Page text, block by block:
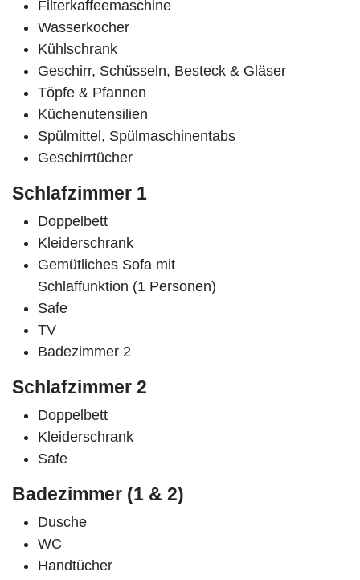
Filterkaffeemaschine
Wasserkocher
Kühlschrank
Geschirr, Schüsseln, Besteck & Gläser
Töpfe & Pfannen
Küchenutensilien
Spülmittel, Spülmaschinentabs
Geschirrtücher
Schlafzimmer 1
Doppelbett
Kleiderschrank
Gemütliches Sofa mit
Schlaffunktion (1 Personen)
Safe
TV
Badezimmer 2
Schlafzimmer 2
Doppelbett
Kleiderschrank
Safe
Badezimmer (1 & 2)
Dusche
WC
Handtücher